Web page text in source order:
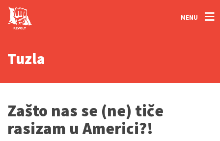
MENU
Tuzla
Zašto nas se (ne) tiče
rasizam u Americi?!